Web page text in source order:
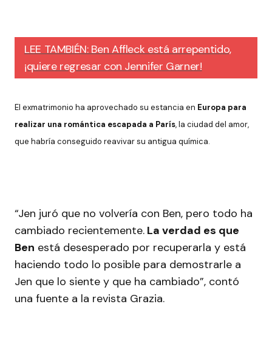
LEE TAMBIÉN: Ben Affleck está arrepentido,
¡quiere regresar con Jennifer Garner!
El exmatrimonio ha aprovechado su estancia en Europa para
realizar una romántica escapada a París, la ciudad del amor,
que habría conseguido reavivar su antigua química.
“Jen juró que no volvería con Ben, pero todo ha
cambiado recientemente. La verdad es que
Ben está desesperado por recuperarla y está
haciendo todo lo posible para demostrarle a
Jen que lo siente y que ha cambiado”, contó
una fuente a la revista Grazia.